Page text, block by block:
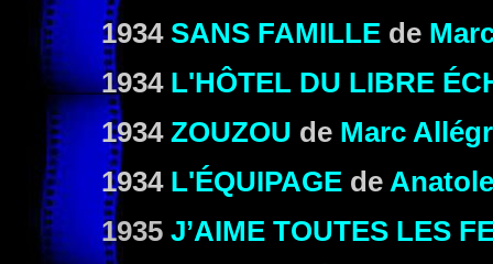
1934SANS FAMILLE de
1934 L'HÔTEL DU LIBRE
1934 ZOUZOU de Marc
1934 L'ÉQUIPAGE de
1935 J’AIME TOUTES LES